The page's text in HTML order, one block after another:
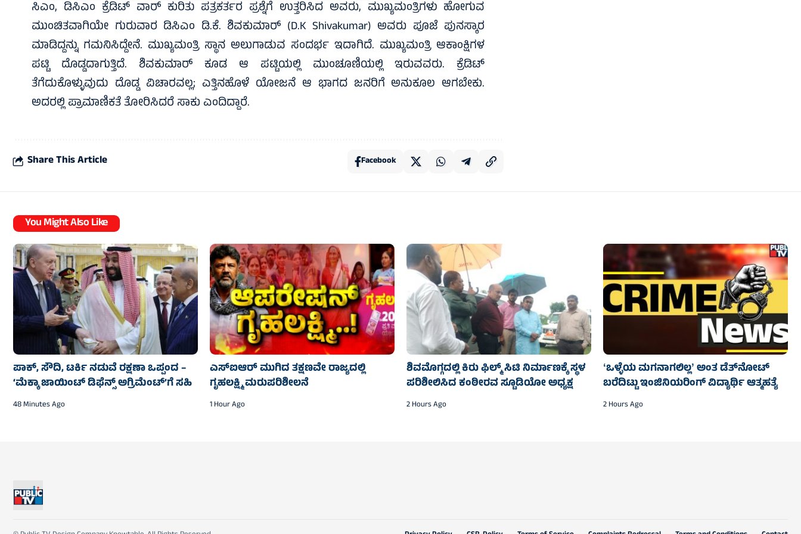
ಸಿಎಂ, ಡಿಸಿಎಂ ಕ್ರೆಡಿಟ್ ವಾರ್ ಕುರಿತು ಪತ್ರಕರ್ತರ ಪ್ರಶ್ನೆಗೆ ಉತ್ತರಿಸಿದ ಅವರು, ಮುಖ್ಯಮಂತ್ರಿಗಳು ಹೋಗುವ
ಮುಂಚಿತವಾಗಿಯೇ ಗುರುವಾರ ಡಿಸಿಎಂ ಡಿ.ಕೆ. ಶಿವಕುಮಾರ್ (D.K Shivakumar) ಅವರು ಪೂಜೆ ಪುನಸ್ಕಾರ
ಮಾಡಿದ್ದನ್ನು ಗಮನಿಸಿದ್ದೇನೆ. ಮುಖ್ಯಮಂತ್ರಿ ಸ್ಥಾನ ಅಲುಗಾಡುವ ಸಂದರ್ಭ ಇದಾಗಿದೆ. ಮುಖ್ಯಮಂತ್ರಿ ಆಕಾಂಕ್ಷಿಗಳ
ಪಟ್ಟಿ ದೊಡ್ಡದಾಗುತ್ತಿದೆ. ಶಿವಕುಮಾರ್ ಕೂಡ ಆ ಪಟ್ಟಿಯಲ್ಲಿ ಮುಂಚೂಣಿಯಲ್ಲಿ ಇರುವವರು. ಕ್ರೆಡಿಟ್
ತೆಗೆದುಕೊಳ್ಳುವುದು ದೊಡ್ಡ ವಿಚಾರವಲ್ಲ; ಎತ್ತಿನಹೊಳೆ ಯೋಜನೆ ಆ ಭಾಗದ ಜನರಿಗೆ ಅನುಕೂಲ ಆಗಬೇಕು.
ಅದರಲ್ಲಿ ಪ್ರಾಮಾಣಿಕತೆ ತೋರಿಸಿದರೆ ಸಾಕು ಎಂದಿದ್ದಾರೆ.
Share This Article Facebook
You Might Also Like
ಪಾಕ್, ಸೌದಿ, ಟರ್ಕಿ ನಡುವೆ ರಕ್ಷಣಾ ಒಪ್ಪಂದ –
‘ಮೆಕ್ಕಾ ಜಾಯಿಂಟ್ ಡಿಫೆನ್ಸ್ ಅಗ್ರಿಮೆಂಟ್’ಗೆ ಸಹಿ
48 Minutes Ago
ಎಸ್‌ಐಆರ್ ಮುಗಿದ ತಕ್ಷಣವೇ ರಾಜ್ಯದಲ್ಲಿ
ಗೃಹಲಕ್ಷ್ಮಿ ಮರುಪರಿಶೀಲನೆ
1 Hour Ago
ಶಿವಮೊಗ್ಗದಲ್ಲಿ ಕಿರು ಫಿಲ್ಮ್ ಸಿಟಿ ನಿರ್ಮಾಣಕ್ಕೆ ಸ್ಥಳ
ಪರಿಶೀಲಿಸಿದ ಕಂಠೀರವ ಸ್ಟೂಡಿಯೋ ಅಧ್ಯಕ್ಷ
2 Hours Ago
ʻಒಳ್ಳೆಯ ಮಗನಾಗಲಿಲ್ಲʼ ಅಂತ ಡೆತ್‌ನೋಟ್
ಬರೆದಿಟ್ಟು ಇಂಜಿನಿಯರಿಂಗ್ ವಿದ್ಯಾರ್ಥಿ ಆತ್ಮಹತ್ಯೆ‌
2 Hours Ago